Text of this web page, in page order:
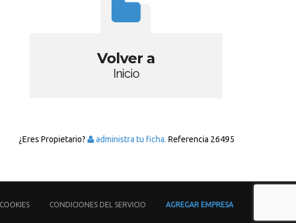
Volver a
Inicio
¿Eres Propietario? administra tu ficha. Referencia 26495
CONDICIONES DEL SERVICIO AGREGAR EMPRESA